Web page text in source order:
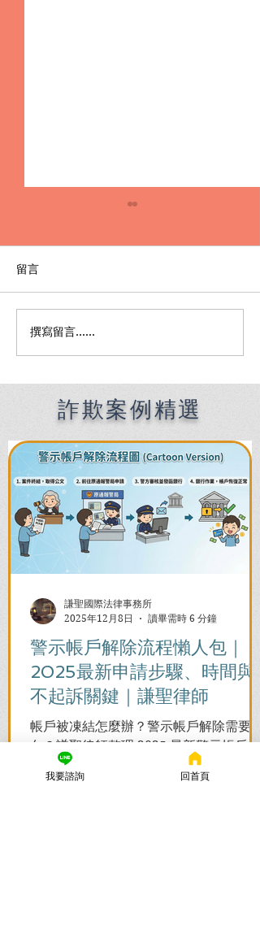
詐欺律師帶你看：交出金
融卡也能爭取「詐欺不起
留言
撰寫留言......
詐欺案例精選
警示帳戶解除流程懶人包｜
2025最新申請步驟、時間與
不起訴關鍵｜謙聖律師
帳戶被凍結怎麼辦？警示帳戶解除需要多
久？謙聖律師整理 2025 最新警示帳戶解
除 4 步驟流程圖。從取得不起訴處分書到
前往警局申請，一次看懂如何解除凍結，
謙聖國際法律事務所
2025年12月8日
讀畢需時 6 分鐘
我要諮詢 回首頁